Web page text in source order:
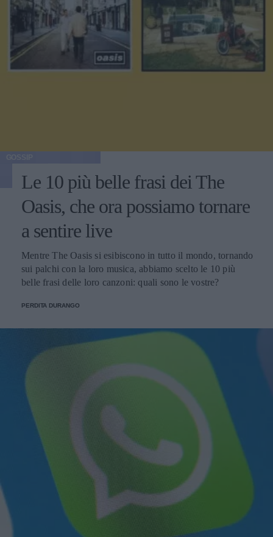
Le 10 più belle frasi dei The
Oasis, che ora possiamo tornare
a sentire live
Mentre The Oasis si esibiscono in tutto il mondo, tornando
sui palchi con la loro musica, abbiamo scelto le 10 più
belle frasi delle loro canzoni: quali sono le vostre?
PERDITA DURANGO